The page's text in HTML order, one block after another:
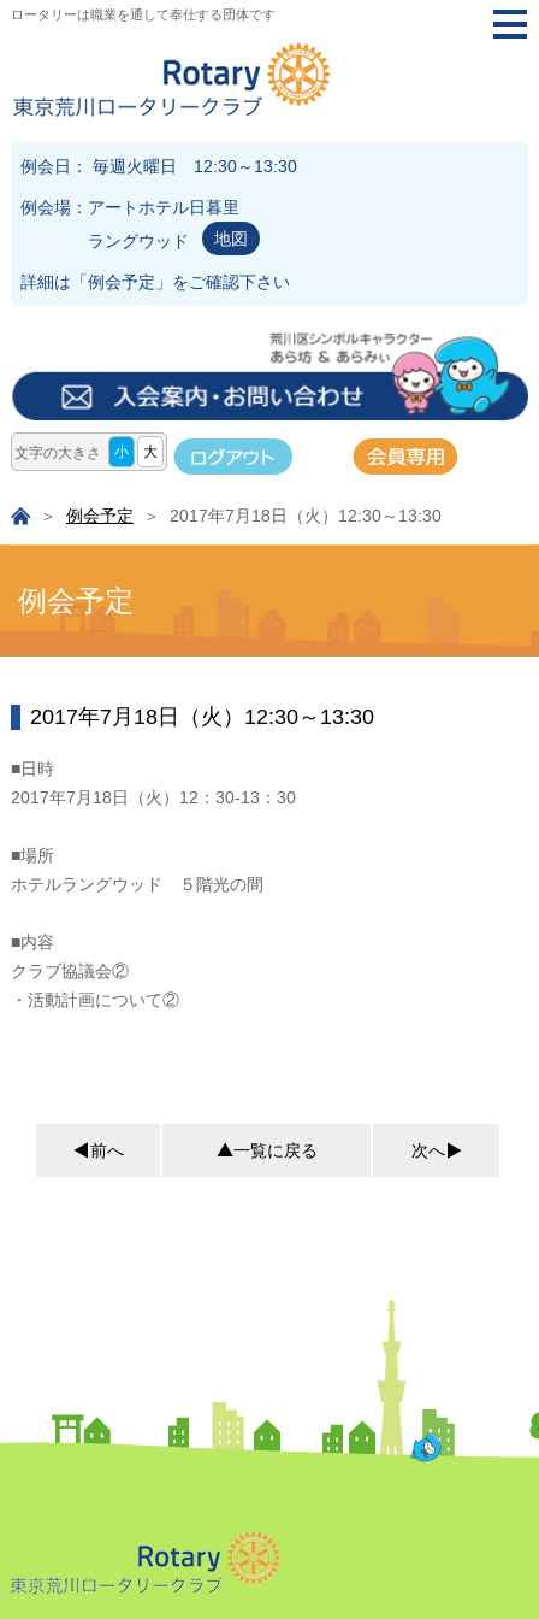
ロータリーは職業を通して奉仕する団体です
例会日： 毎週火曜日 12:30～13:30
例会場：アートホテル日暮里
ラングウッド
地図
詳細は「例会予定 」をご確認下さい
文字の大きさ 小 大
例会予定 2017年7月18日（火）12:30～13:30
例会予定
2017年7月18日（火）12:30～13:30
■日時
2017年7月18日（火）12：30-13：30
■場所
ホテルラングウッド ５階光の間
■内容
クラブ協議会②
・活動計画について②
前へ 一覧に戻る 次へ